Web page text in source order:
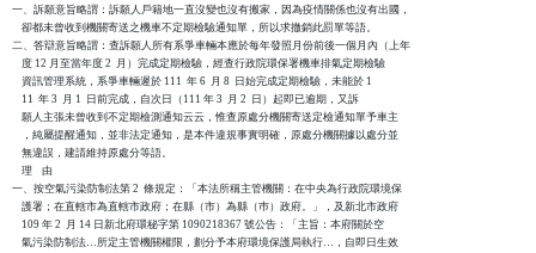
一、訴願意旨略謂：訴願人戶籍地一直沒變也沒有搬家，因為疫情關係也沒有出國，
    卻都未曾收到機關寄送之機車不定期檢驗通知單，所以求撤銷此罰單等語。
二、答辯意旨略謂：查訴願人所有系爭車輛本應於每年發照月份前後一個月內（上年
    度 12 月至當年度 2  月）完成定期檢驗，經查行政院環保署機車排氣定期檢驗
    資訊管理系統，系爭車輛遲於 111  年 6  月 8  日始完成定期檢驗，未能於 1
    11  年 3  月 1  日前完成，自次日（111 年 3  月 2  日）起即已逾期，又訴
    願人主張未曾收到不定期檢測通知云云，惟查原處分機關寄送定檢通知單予車主
    ，純屬提醒通知，並非法定通知，是本件違規事實明確，原處分機關據以處分並
    無違誤，建請維持原處分等語。
    理    由
一、按空氣污染防制法第 2  條規定：「本法所稱主管機關：在中央為行政院環境保
    護署；在直轄市為直轄市政府；在縣（市）為縣（巿）政府。」，及新北市政府
    109 年 2  月 14 日新北府環秘字第 1090218367 號公告：「主旨：本府關於空
    氣污染防制法…所定主管機關權限，劃分予本府環境保護局執行…，自即日生效